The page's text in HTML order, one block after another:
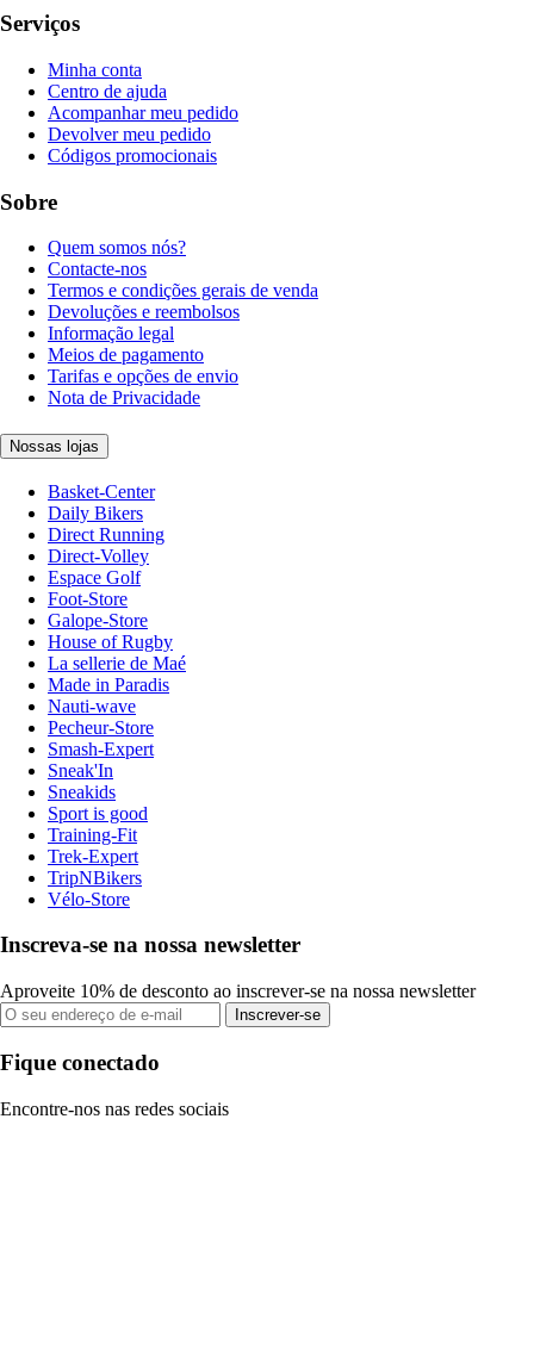
Serviços
Minha conta
Centro de ajuda
Acompanhar meu pedido
Devolver meu pedido
Códigos promocionais
Sobre
Quem somos nós?
Contacte-nos
Termos e condições gerais de venda
Devoluções e reembolsos
Informação legal
Meios de pagamento
Tarifas e opções de envio
Nota de Privacidade
Nossas lojas
Basket-Center
Daily Bikers
Direct Running
Direct-Volley
Espace Golf
Foot-Store
Galope-Store
House of Rugby
La sellerie de Maé
Made in Paradis
Nauti-wave
Pecheur-Store
Smash-Expert
Sneak'In
Sneakids
Sport is good
Training-Fit
Trek-Expert
TripNBikers
Vélo-Store
Inscreva-se na nossa newsletter
Aproveite 10% de desconto ao inscrever-se na nossa newsletter
Inscrever-se
Fique conectado
Encontre-nos nas redes sociais